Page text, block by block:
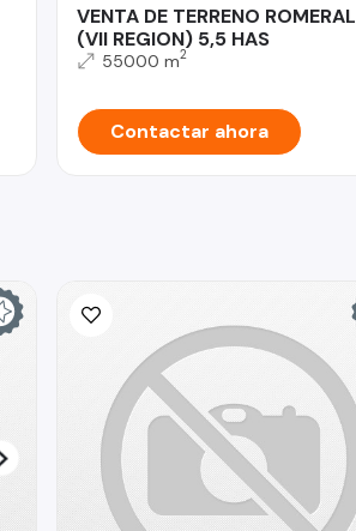
VENTA DE TERRENO ROMERAL
(VII REGION) 5,5 HAS
55000 m2
Contactar ahora